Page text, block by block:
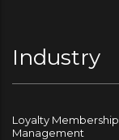
Industry
Loyalty Membership
Management